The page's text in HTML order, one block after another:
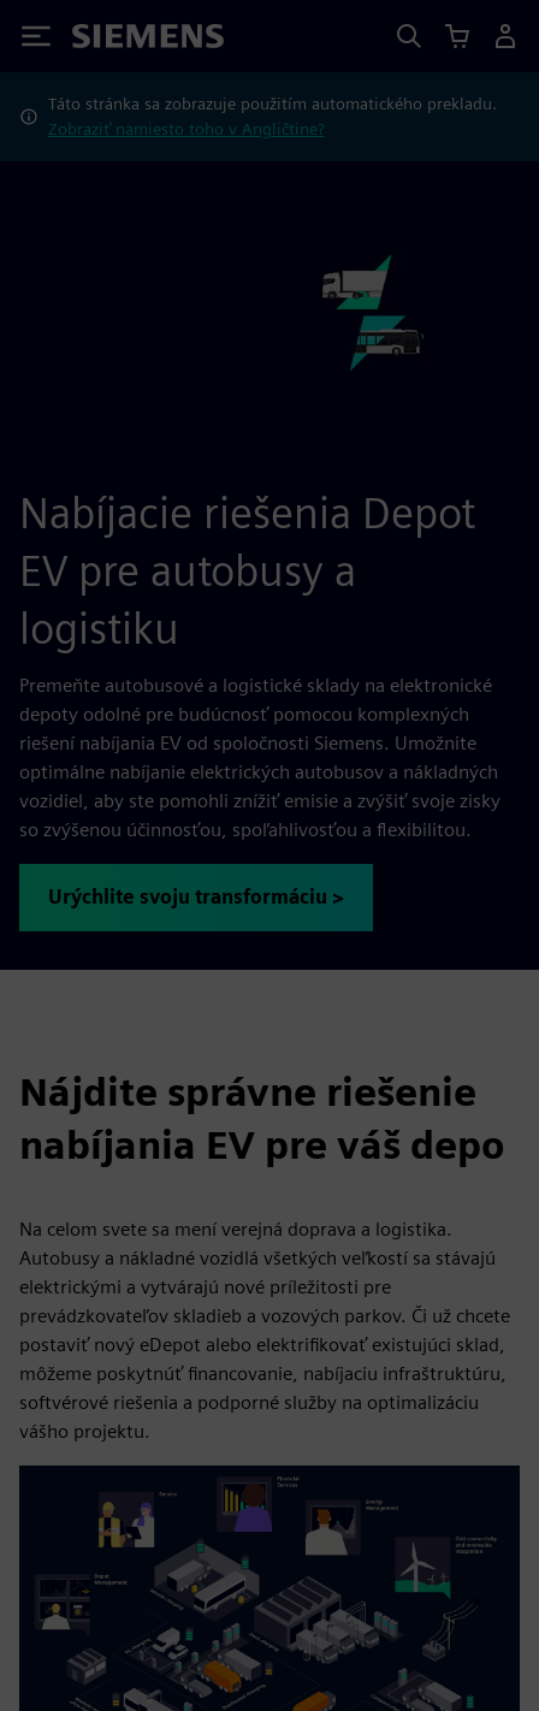
Siemens
Táto stránka sa zobrazuje použitím automatického prekladu.
Zobraziť namiesto toho v Angličtine?
Nabíjacie riešenia Depot
EV pre autobusy a
logistiku
Premeňte autobusové a logistické sklady na elektronické
depoty odolné pre budúcnosť pomocou komplexných
riešení nabíjania EV od spoločnosti Siemens. Umožnite
optimálne nabíjanie elektrických autobusov a nákladných
vozidiel, aby ste pomohli znížiť emisie a zvýšiť svoje zisky
so zvýšenou účinnosťou, spoľahlivosťou a flexibilitou.
Urýchlite svoju transformáciu >
Nájdite správne riešenie
nabíjania EV pre váš depo
Na celom svete sa mení verejná doprava a logistika.
Autobusy a nákladné vozidlá všetkých veľkostí sa stávajú
elektrickými a vytvárajú nové príležitosti pre
prevádzkovateľov skladieb a vozových parkov. Či už chcete
postaviť nový eDepot alebo elektrifikovať existujúci sklad,
môžeme poskytnúť financovanie, nabíjaciu infraštruktúru,
softvérové riešenia a podporné služby na optimalizáciu
vášho projektu.